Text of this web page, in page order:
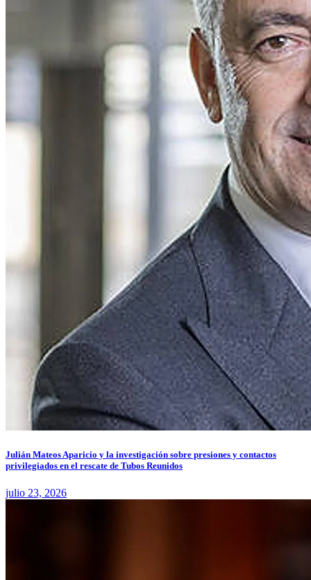
Julián Mateos Aparicio y la investigación sobre presiones y contactos
privilegiados en el rescate de Tubos Reunidos
julio 23, 2026